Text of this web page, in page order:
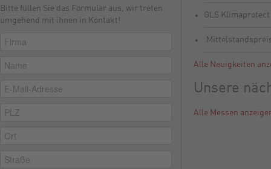
Bitte füllen Sie das Formular aus, wir treten
umgehend mit ihnen in Kontakt!
GLS Klimaprotect
Alle Neuigkeiten
Unsere
Alle Messen